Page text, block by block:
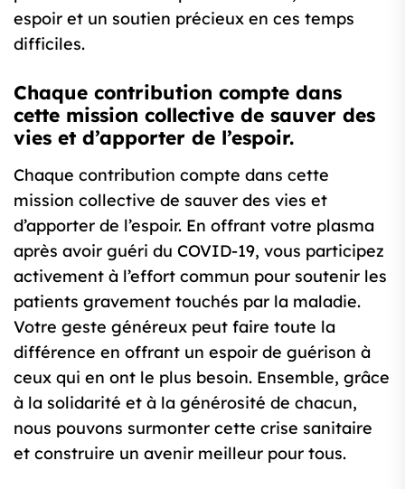
espoir et un soutien précieux en ces temps
difficiles.
Chaque contribution compte dans
cette mission collective de sauver des
vies et d’apporter de l’espoir.
Chaque contribution compte dans cette
mission collective de sauver des vies et
d’apporter de l’espoir. En offrant votre plasma
après avoir guéri du COVID-19, vous participez
activement à l’effort commun pour soutenir les
patients gravement touchés par la maladie.
Votre geste généreux peut faire toute la
différence en offrant un espoir de guérison à
ceux qui en ont le plus besoin. Ensemble, grâce
à la solidarité et à la générosité de chacun,
nous pouvons surmonter cette crise sanitaire
et construire un avenir meilleur pour tous.